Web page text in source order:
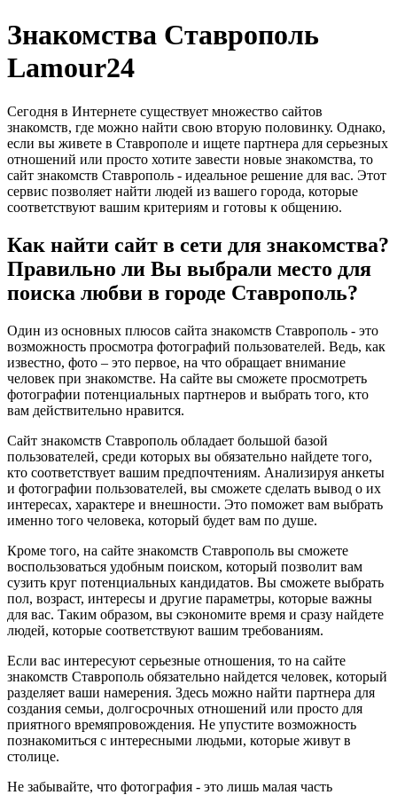
Знакомства Ставрополь
Lamour24
Сегодня в Интернете существует множество сайтов
знакомств, где можно найти свою вторую половинку. Однако,
если вы живете в Ставрополе и ищете партнера для серьезных
отношений или просто хотите завести новые знакомства, то
сайт знакомств Ставрополь - идеальное решение для вас. Этот
сервис позволяет найти людей из вашего города, которые
соответствуют вашим критериям и готовы к общению.
Как найти сайт в сети для знакомства?
Правильно ли Вы выбрали место для
поиска любви в городе Ставрополь?
Один из основных плюсов сайта знакомств Ставрополь - это
возможность просмотра фотографий пользователей. Ведь, как
известно, фото – это первое, на что обращает внимание
человек при знакомстве. На сайте вы сможете просмотреть
фотографии потенциальных партнеров и выбрать того, кто
вам действительно нравится.
Сайт знакомств Ставрополь обладает большой базой
пользователей, среди которых вы обязательно найдете того,
кто соответствует вашим предпочтениям. Анализируя анкеты
и фотографии пользователей, вы сможете сделать вывод о их
интересах, характере и внешности. Это поможет вам выбрать
именно того человека, который будет вам по душе.
Кроме того, на сайте знакомств Ставрополь вы сможете
воспользоваться удобным поиском, который позволит вам
сузить круг потенциальных кандидатов. Вы сможете выбрать
пол, возраст, интересы и другие параметры, которые важны
для вас. Таким образом, вы сэкономите время и сразу найдете
людей, которые соответствуют вашим требованиям.
Если вас интересуют серьезные отношения, то на сайте
знакомств Ставрополь обязательно найдется человек, который
разделяет ваши намерения. Здесь можно найти партнера для
создания семьи, долгосрочных отношений или просто для
приятного времяпровождения. Не упустите возможность
познакомиться с интересными людьми, которые живут в
столице.
Не забывайте, что фотография - это лишь малая часть